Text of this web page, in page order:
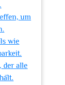
um
wie
der alle